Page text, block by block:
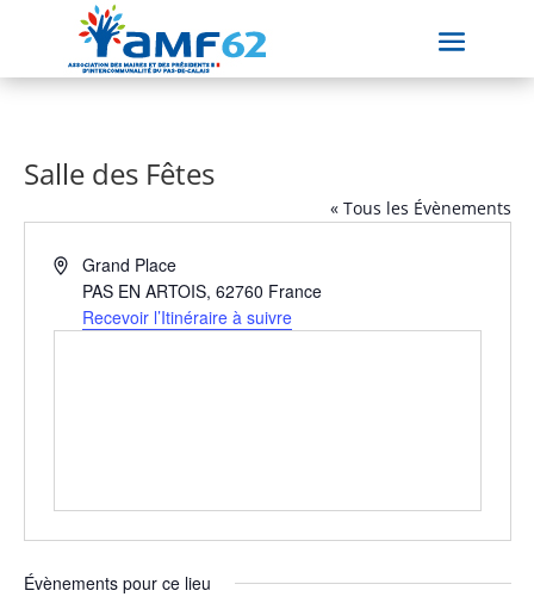
Salle des Fêtes
« Tous les Évènements
AdresseGrand Place
PAS EN ARTOIS, 62760 France
Recevoir l’Itinéraire à suivre
Évènements pour ce lieu